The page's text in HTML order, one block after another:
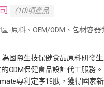
(10)項產品
-原料、OEM/ODM、包材容器
國際生技保健食品原料研發
ODM保健食品設計代工服務
專利定序19肽，獲得國家